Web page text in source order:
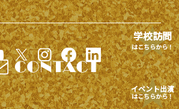
学校訪問
はこちらから！
イベント出演
はこちらから！